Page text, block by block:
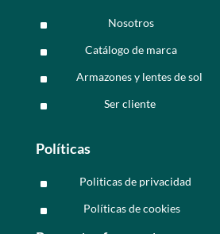
^ Nosotros
^ Catálogo de marca
^ Armazones y lentes de sol
^ Ser cliente
Políticas
^ Politicas de privacidad
^ Políticas de cookies